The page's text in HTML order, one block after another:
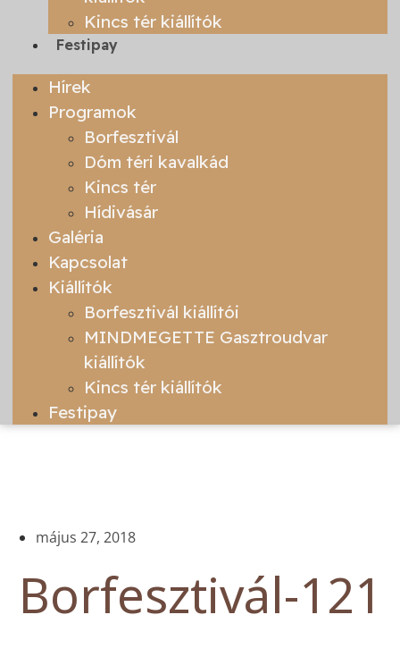
Kincs tér kiállítók
Festipay
Hírek
Programok
Borfesztivál
Dóm téri kavalkád
Kincs tér
Hídivásár
Galéria
Kapcsolat
Kiállítók
Borfesztivál kiállítói
MINDMEGETTE Gasztroudvar
kiállítók
Kincs tér kiállítók
Festipay
május 27, 2018
Borfesztivál-121